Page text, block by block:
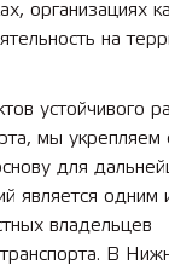
организациях
на
устойчивого
мы укрепляем
для
является одним
владельцев
В